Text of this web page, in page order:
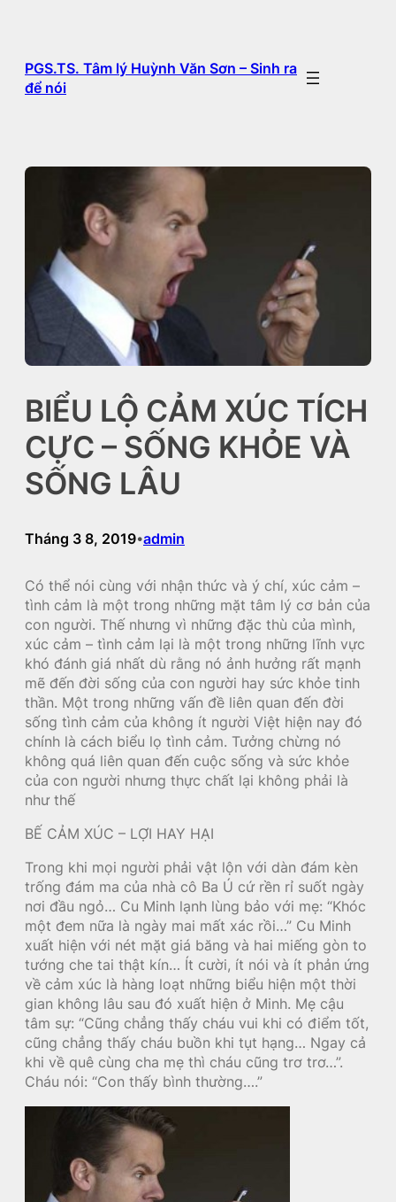
nội
dung
PGS.TS. Tâm lý Huỳnh Văn Sơn – Sinh ra
để nói
BIỂU LỘ CẢM XÚC TÍCH
CỰC – SỐNG KHỎE VÀ
SỐNG LÂU
Tháng 3 8, 2019•admin
Có thể nói cùng với nhận thức và ý chí, xúc cảm –
tình cảm là một trong những mặt tâm lý cơ bản của
con người. Thế nhưng vì những đặc thù của mình,
xúc cảm – tình cảm lại là một trong những lĩnh vực
khó đánh giá nhất dù rằng nó ảnh hưởng rất mạnh
mẽ đến đời sống của con người hay sức khỏe tinh
thần. Một trong những vấn đề liên quan đến đời
sống tình cảm của không ít người Việt hiện nay đó
chính là cách biểu lọ tình cảm. Tưởng chừng nó
không quá liên quan đến cuộc sống và sức khỏe
của con người nhưng thực chất lại không phải là
như thế
BẾ CẢM XÚC – LỢI HAY HẠI
Trong khi mọi người phải vật lộn với dàn đám kèn
trống đám ma của nhà cô Ba Ú cứ rền rỉ suốt ngày
nơi đầu ngỏ… Cu Minh lạnh lùng bảo với mẹ: “Khóc
một đem nữa là ngày mai mất xác rồi…” Cu Minh
xuất hiện với nét mặt giá băng và hai miếng gòn to
tướng che tai thật kín… Ít cười, ít nói và ít phản ứng
về cảm xúc là hàng loạt những biểu hiện một thời
gian không lâu sau đó xuất hiện ở Minh. Mẹ cậu
tâm sự: “Cũng chẳng thấy cháu vui khi có điểm tốt,
cũng chẳng thấy cháu buồn khi tụt hạng… Ngay cả
khi về quê cùng cha mẹ thì cháu cũng trơ trơ…”.
Cháu nói: “Con thấy bình thường….”